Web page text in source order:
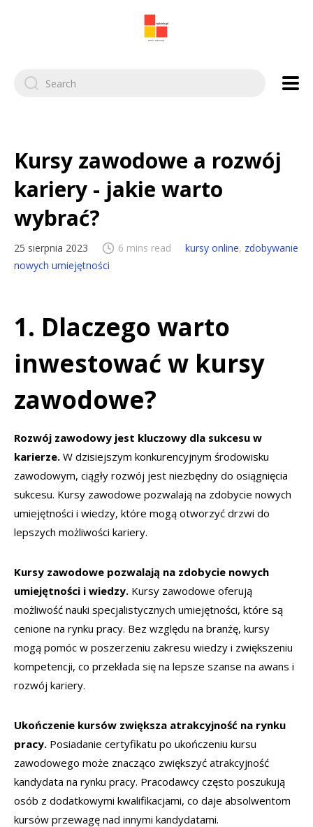
Search
for:
Kursy zawodowe a rozwój
kariery - jakie warto
wybrać?
25 sierpnia 2023 6 mins read kursy online, zdobywanie
nowych umiejętności
1. Dlaczego warto
inwestować w kursy
zawodowe?
Rozwój zawodowy jest kluczowy dla sukcesu w
karierze. W dzisiejszym konkurencyjnym środowisku
zawodowym, ciągły rozwój jest niezbędny do osiągnięcia
sukcesu. Kursy zawodowe pozwalają na zdobycie nowych
umiejętności i wiedzy, które mogą otworzyć drzwi do
lepszych możliwości kariery.
Kursy zawodowe pozwalają na zdobycie nowych
umiejętności i wiedzy. Kursy zawodowe oferują
możliwość nauki specjalistycznych umiejętności, które są
cenione na rynku pracy. Bez względu na branżę, kursy
mogą pomóc w poszerzeniu zakresu wiedzy i zwiększeniu
kompetencji, co przekłada się na lepsze szanse na awans i
rozwój kariery.
Ukończenie kursów zwiększa atrakcyjność na rynku
pracy. Posiadanie certyfikatu po ukończeniu kursu
zawodowego może znacząco zwiększyć atrakcyjność
kandydata na rynku pracy. Pracodawcy często poszukują
osób z dodatkowymi kwalifikacjami, co daje absolwentom
kursów przewagę nad innymi kandydatami.